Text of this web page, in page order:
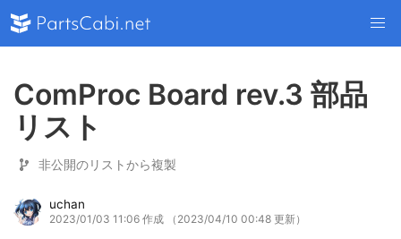
ComProc Board rev.3 部品
リスト
非公開のリストから複製
uchan
2023/01/03 11:06 作成 （2023/04/10 00:48 更新）